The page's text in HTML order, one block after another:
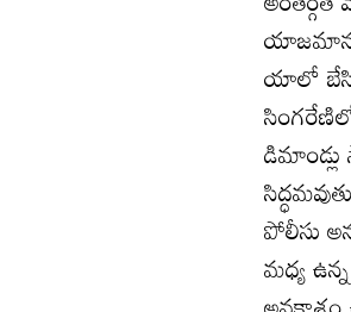
యాలో
సింగరేణిలో
పోలీసు
మధ్య